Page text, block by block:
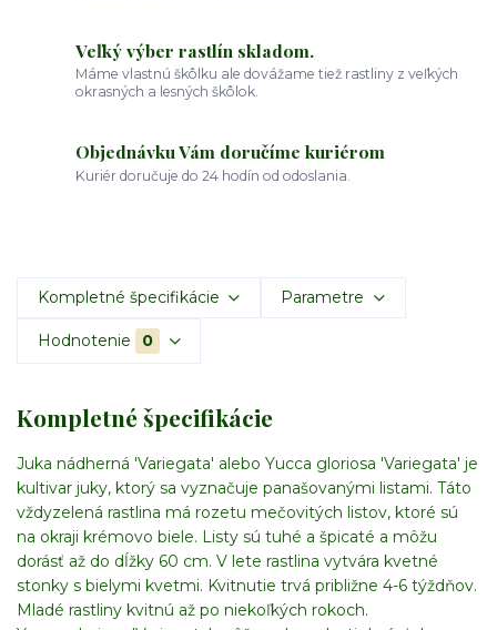
Veľký výber rastlín skladom.
Máme vlastnú škôlku ale dovážame tiež rastliny z veľkých
okrasných a lesných škôlok.
Objednávku Vám doručíme kuriérom
Kuriér doručuje do 24 hodín od odoslania.
Kompletné špecifikácie Parametre
Hodnotenie 0
Kompletné špecifikácie
Juka nádherná 'Variegata' alebo Yucca gloriosa 'Variegata' je
kultivar juky, ktorý sa vyznačuje panašovanými listami. Táto
vždyzelená rastlina má rozetu mečovitých listov, ktoré sú
na okraji krémovo biele. Listy sú tuhé a špicaté a môžu
dorásť až do dĺžky 60 cm. V lete rastlina vytvára kvetné
stonky s bielymi kvetmi. Kvitnutie trvá približne 4-6 týždňov.
Mladé rastliny kvitnú až po niekoľkých rokoch.